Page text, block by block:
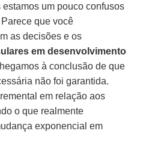
um pouco confusos
que você
as decisões e os
em desenvolvimento
à conclusão de que
não foi garantida.
em relação aos
o que realmente
exponencial em